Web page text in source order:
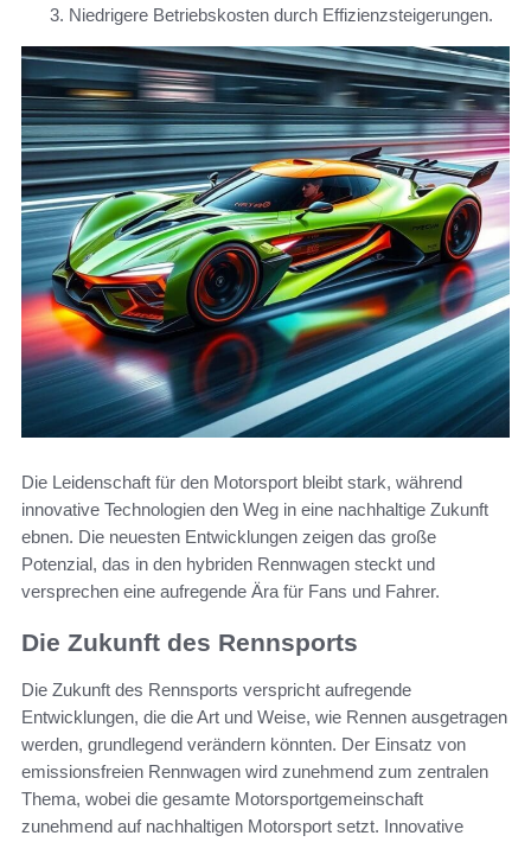
Niedrigere Betriebskosten durch Effizienzsteigerungen.
Die Leidenschaft für den Motorsport bleibt stark, während
innovative Technologien den Weg in eine nachhaltige Zukunft
ebnen. Die neuesten Entwicklungen zeigen das große
Potenzial, das in den hybriden Rennwagen steckt und
versprechen eine aufregende Ära für Fans und Fahrer.
Die Zukunft des Rennsports
Die Zukunft des Rennsports verspricht aufregende
Entwicklungen, die die Art und Weise, wie Rennen ausgetragen
werden, grundlegend verändern könnten. Der Einsatz von
emissionsfreien Rennwagen wird zunehmend zum zentralen
Thema, wobei die gesamte Motorsportgemeinschaft
zunehmend auf nachhaltigen Motorsport setzt. Innovative